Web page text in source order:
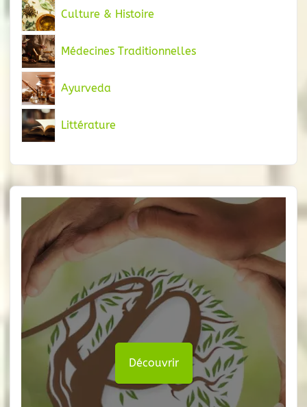
Culture & Histoire
Médecines Traditionnelles
Ayurveda
Littérature
Découvrir